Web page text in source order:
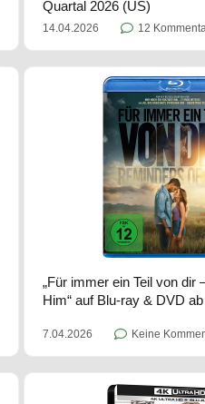
Quartal 2026 (US)
14.04.2026 12
„Für immer ein Teil von dir
Him“ auf Blu-ray & DVD
7.04.2026 Keine